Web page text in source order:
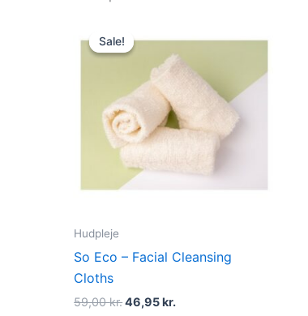
Sale!
Sale!
Hudpleje
So Eco – Facial Cleansing
Cloths
59,00kr.
was:
59,00 kr..
46,95kr.
46,95 kr..